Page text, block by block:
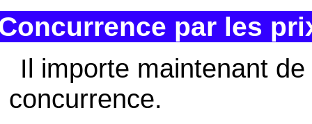
par les
Il importe maintenant
concurrence.